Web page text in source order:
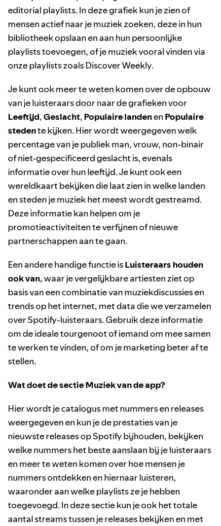
editorial playlists. In deze grafiek kun je zien of
mensen actief naar je muziek zoeken, deze in hun
bibliotheek opslaan en aan hun persoonlijke
playlists toevoegen, of je muziek vooral vinden via
onze playlists zoals Discover Weekly.
Je kunt ook meer te weten komen over de opbouw
van je luisteraars door naar de grafieken voor
Leeftijd,Geslacht, Populaire landenen Populaire
stedente kijken. Hier wordt weergegeven welk
percentage van je publiek man, vrouw, non-binair
of niet-gespecificeerd geslacht is, evenals
informatie over hun leeftijd. Je kunt ook een
wereldkaart bekijken die laat zien in welke landen
en steden je muziek het meest wordt gestreamd.
Deze informatie kan helpen om je
promotieactiviteiten te verfijnen of nieuwe
partnerschappen aan te gaan.
Een andere handige functie isLuisteraars houden
ook van, waar je vergelijkbare artiesten ziet op
basis van een combinatie van muziekdiscussies en
trends op het internet, met data die we verzamelen
over Spotify-luisteraars. Gebruik deze informatie
om de ideale tourgenoot of iemand om mee samen
te werken te vinden, of om je marketing beter af te
stellen.
Wat doet de sectie Muziek van de app?
Hier wordt je catalogus met nummers en releases
weergegeven en kun je de prestaties van je
nieuwste releases op Spotify bijhouden, bekijken
welke nummers het beste aanslaan bij je luisteraars
en meer te weten komen over hoe mensen je
nummers ontdekken en hiernaar luisteren,
waaronder aan welke playlists ze je hebben
toegevoegd. In deze sectie kun je ook het totale
aantal streams tussen je releases bekijken en met